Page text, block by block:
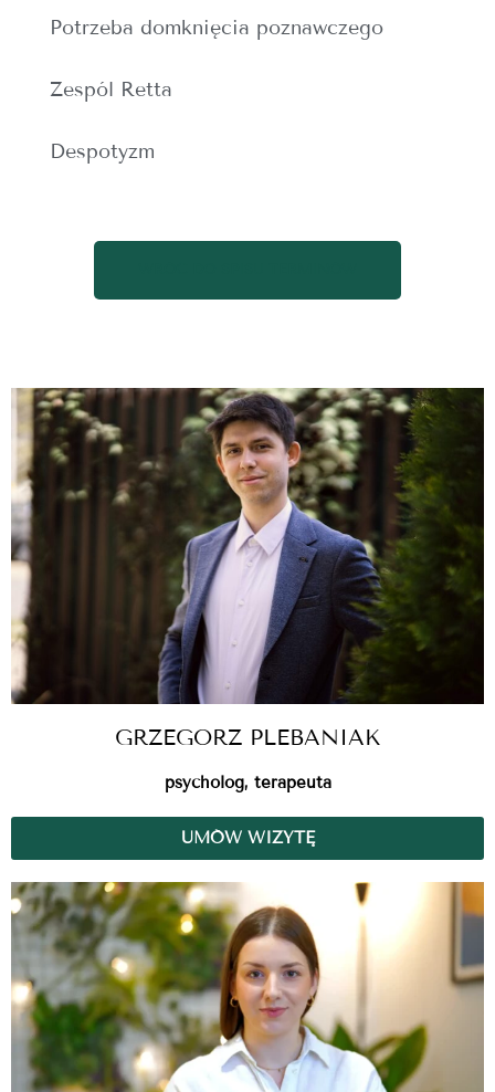
Potrzeba domknięcia poznawczego
Zespól Retta
Despotyzm
GRZEGORZ PLEBANIAK
psycholog, terapeuta
UMÓW WIZYTĘ